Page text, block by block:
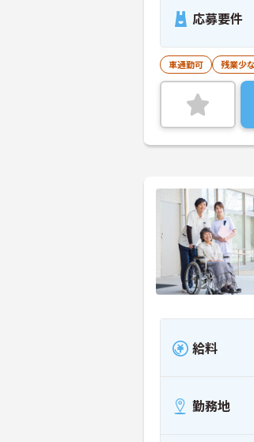
応募要件
車通勤可 残業少
給料
勤務地